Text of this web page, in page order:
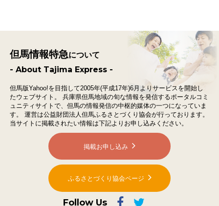
但馬情報特急について
- About Tajima Express -
但馬版Yahoo!を目指して2005年(平成17年)6月よりサービスを開始し
たウェブサイト。
兵庫県但馬地域の旬な情報を発信するポータルコミ
ュニティサイトで、 但馬の情報発信の中枢的媒体の一つになっていま
す。
運営は公益財団法人但馬ふるさとづくり協会が行っております。
当サイトに掲載されたい情報は下記よりお申し込みください。
掲載お申し込み
ふるさとづくり協会ページ
Follow Us